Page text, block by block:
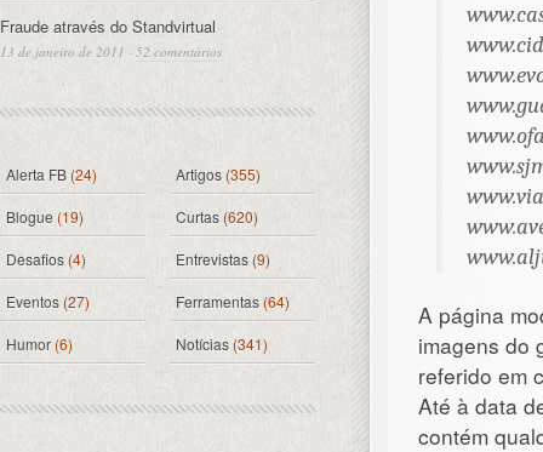
A página
imagens do
referido em
Até à data
contém
Fraude através do Standvirtual
13 de janeiro de 2011 · 52 comentários
Alerta FB(24) Artigos (355)
Blogue (19) Curtas (620)
Desafios (4) Entrevistas (9)
Eventos(27) Ferramentas(64)
Humor (6) Notícias(341)